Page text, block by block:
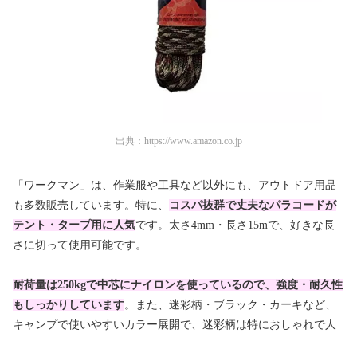
出典： https://www.amazon.co.jp
「ワークマン」は、作業服や工具など以外にも、アウトドア用品
も多数販売しています。特に、
コスパ抜群で丈夫なパラコードが
テント・タープ用に人気です。太さ4mm・長さ15mで、好きな長
さに切って使用可能です。
耐荷量は250kgで中芯にナイロンを使っているので、強度・耐久性
もしっかりしています。また、迷彩柄・ブラック・カーキなど、
キャンプで使いやすいカラー展開で、迷彩柄は特におしゃれで人